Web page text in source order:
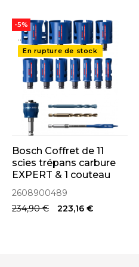
..
En rupture de stock
Bosch Coffret de 11
scies trépans carbure
EXPERT & 1 couteau
suisse offert
(2608900489)
2608900489
234,90 €
-5%
223,16 €